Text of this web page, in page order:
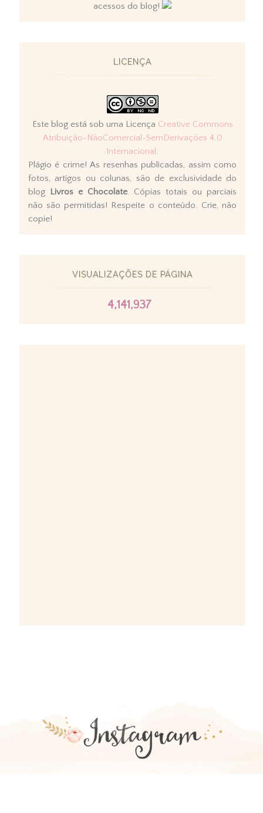
acessos do blog!
LICENÇA
Este blog está sob uma Licença Creative Commons
Atribuição-NãoComercial-SemDerivações 4.0
Internacional .
Plágio é crime! As resenhas publicadas, assim como
fotos, artigos ou colunas, são de exclusividade do
blog Livros e Chocolate. Cópias totais ou parciais
não são permitidas! Respeite o conteúdo. Crie, não
copie!
VISUALIZAÇÕES DE PÁGINA
4,141,937